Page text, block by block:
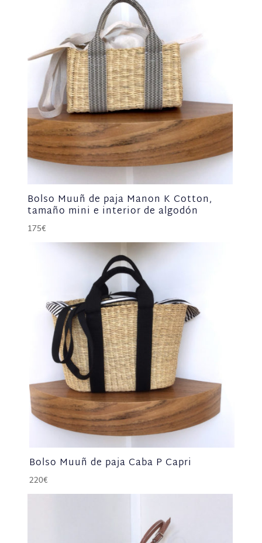
Bolso Muuñ de paja Manon K Cotton,
tamaño mini e interior de algodón
175€
Bolso Muuñ de paja Caba P Capri
220€